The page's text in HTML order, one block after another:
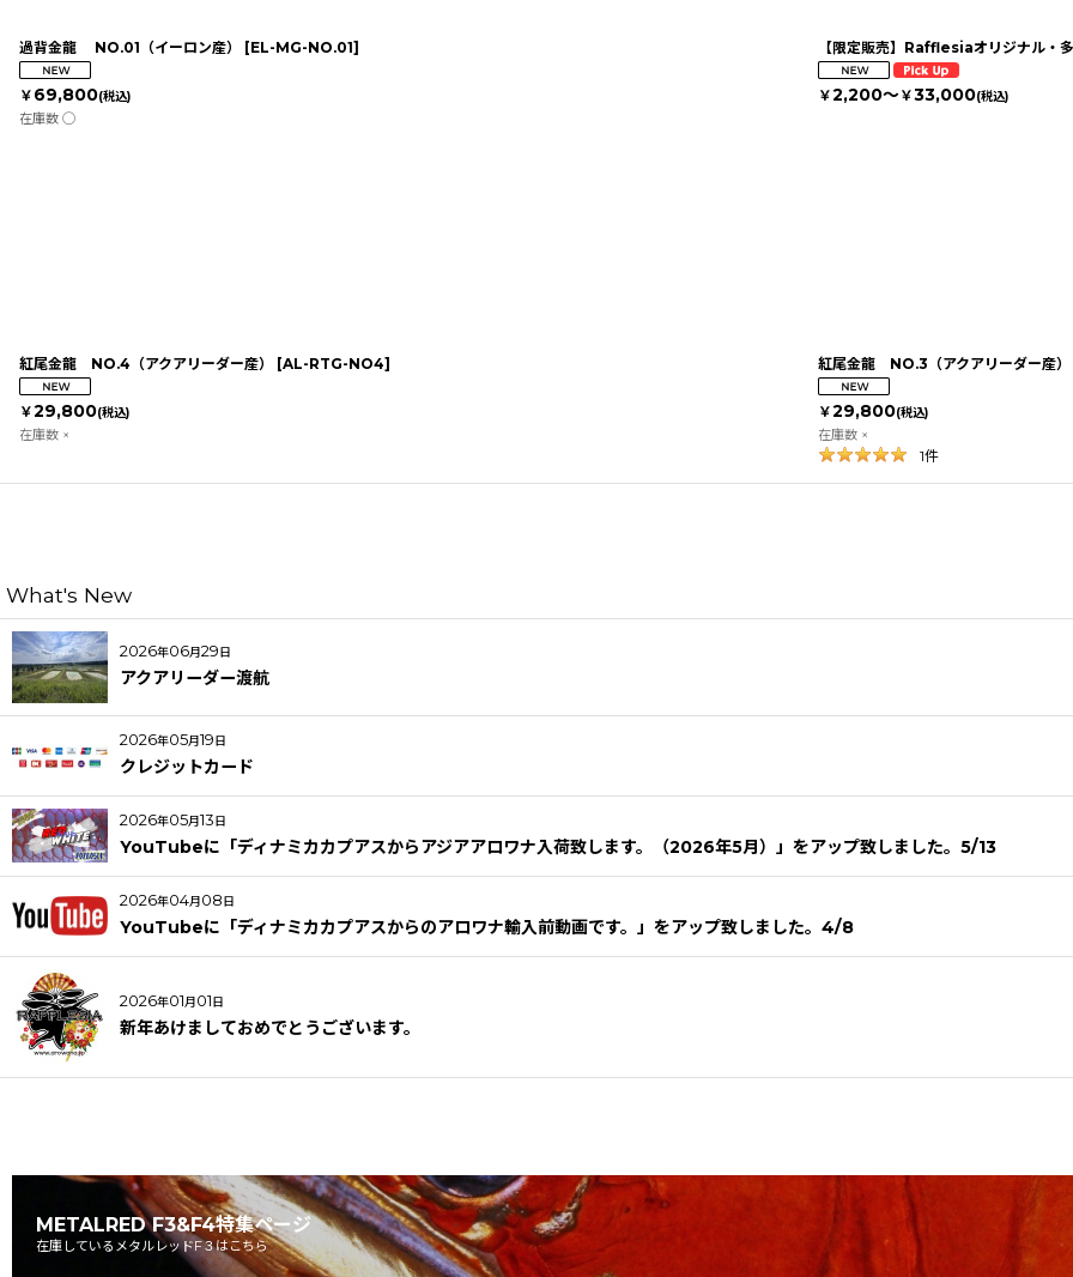
過背金龍 NO.01（イーロン産） [EL-MG-NO.01]
￥ 69,800(税込)
在庫数 ◯
【限定販売】Rafflesiaオリジナル・多
￥2,200～￥33,000(税込)
紅尾金龍 NO.4（アクアリーダー産） [AL-RTG-NO4]
￥29,800(税込)
在庫数 ×
紅尾金龍 NO.3（アクアリーダー産）
￥29,800(税込)
在庫数 ×
1件
What's New
2026年06月29日
アクアリーダー渡航
2026年05月19日
クレジットカード
2026年05月13日
YouTubeに「ディナミカカプアスからアジアアロワナ入荷致します。（2026年5月）」をアップ致しました。5/13
2026年04月08日
YouTubeに「ディナミカカプアスからのアロワナ輸入前動画です。」をアップ致しました。4/8
2026年01月01日
新年あけましておめでとうございます。
METALRED F3&F4特集ページ
在庫しているメタルレッドF３はこちら